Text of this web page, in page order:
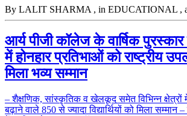
By LALIT SHARMA , in EDUCATIONAL ,
आर्य पीजी कॉलेज के वार्षिक पुरस्कार
में होनहार प्रतिभाओं को राष्ट्रीय
मिला भव्य सम्मान
– शैक्षणिक, सांस्कृतिक व खेलकूद समेत विभिन्न क्षेत्रों में
बढ़ाने वाले 850 से ज्यादा विद्यार्थियों को मिला सम्मान